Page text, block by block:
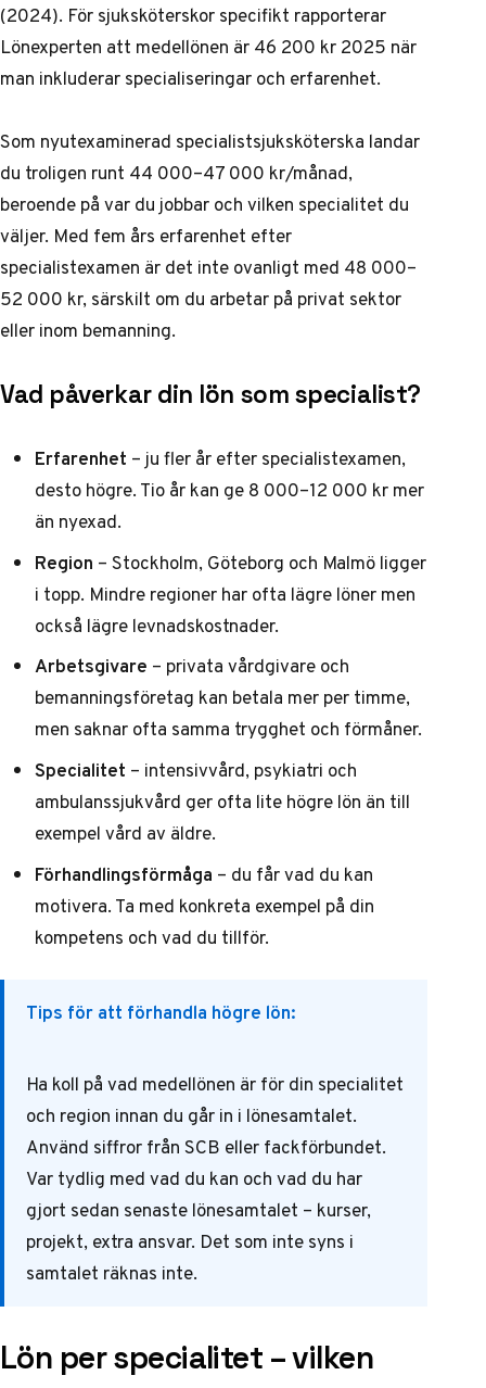
(2024). För sjuksköterskor specifikt rapporterar
Lönexperten att medellönen är 46 200 kr 2025 när
man inkluderar specialiseringar och erfarenhet.
Som nyutexaminerad specialistsjuksköterska landar
du troligen runt 44 000–47 000 kr/månad,
beroende på var du jobbar och vilken specialitet du
väljer. Med fem års erfarenhet efter
specialistexamen är det inte ovanligt med 48 000–
52 000 kr, särskilt om du arbetar på privat sektor
eller inom bemanning.
Vad påverkar din lön som specialist?
Erfarenhet – ju fler år efter specialistexamen,
desto högre. Tio år kan ge 8 000–12 000 kr mer
än nyexad.
Region – Stockholm, Göteborg och Malmö ligger
i topp. Mindre regioner har ofta lägre löner men
också lägre levnadskostnader.
Arbetsgivare – privata vårdgivare och
bemanningsföretag kan betala mer per timme,
men saknar ofta samma trygghet och förmåner.
Specialitet – intensivvård, psykiatri och
ambulanssjukvård ger ofta lite högre lön än till
exempel vård av äldre.
Förhandlingsförmåga – du får vad du kan
motivera. Ta med konkreta exempel på din
kompetens och vad du tillför.
Tips för att förhandla högre lön:
Ha koll på vad medellönen är för din specialitet
och region innan du går in i lönesamtalet.
Använd siffror från SCB eller fackförbundet.
Var tydlig med vad du kan och vad du har
gjort sedan senaste lönesamtalet – kurser,
projekt, extra ansvar. Det som inte syns i
samtalet räknas inte.
Lön per specialitet – vilken